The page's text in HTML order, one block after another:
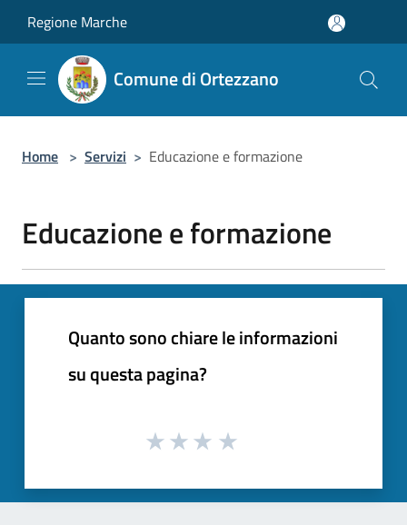
Regione Marche
Comune di Ortezzano
Home > Servizi > Educazione e formazione
Educazione e formazione
Quanto sono chiare le informazioni
su questa pagina?